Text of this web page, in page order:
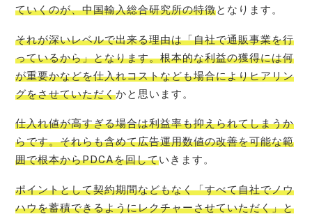
ていくのが、中国輸入総合研究所の特徴となります。
それが深いレベルで出来る理由は「自社で通販事業を行
っているから」となります。根本的な利益の獲得には何
が重要かなどを仕入れコストなども場合によりヒアリン
グをさせていただくかと思います。
仕入れ値が高すぎる場合は利益率も抑えられてしまうか
らです。それらも含めて広告運用数値の改善を可能な範
囲で根本からPDCAを回していきます。
ポイントとして契約期間などもなく「すべて自社でノウ
ハウを蓄積できるようにレクチャーさせていただく」と